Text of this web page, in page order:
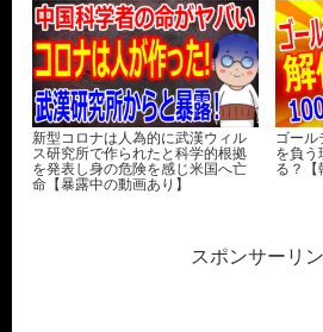
新型コロナは人為的に武漢ウィル
ス研究所で作られたと科学的根拠
を発表し身の危険を感じ米国へ亡
命【暴露中の動画あり】
ゴール
を負う
る？【
スポンサーリ